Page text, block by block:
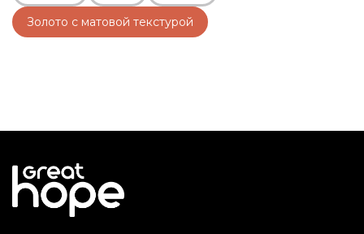
Золото с матовой текстурой